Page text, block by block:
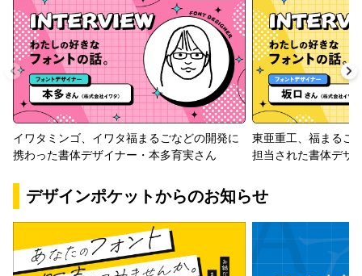
イワタミンゴ、イワタ福まるごなどの開発に
携わった書体デザイナー・本多育実さん
東亜重工、福まるご
担当された書体デザ
デザインポケットからのお知らせ